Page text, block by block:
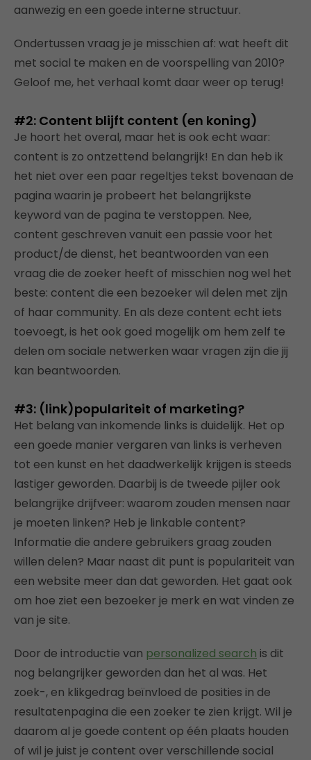
aanwezig en een goede interne structuur.
Ondertussen vraag je je misschien af: wat heeft dit
met social te maken en de voorspelling van 2010?
Geloof me, het verhaal komt daar weer op terug!
#2: Content blijft content (en koning)
Je hoort het overal, maar het is ook echt waar:
content is zo ontzettend belangrijk! En dan heb ik
het niet over een paar regeltjes tekst bovenaan de
pagina waarin je probeert het belangrijkste
keyword van de pagina te verstoppen. Nee,
content geschreven vanuit een passie voor het
product/de dienst, het beantwoorden van een
vraag die de zoeker heeft of misschien nog wel het
beste: content die een bezoeker wil delen met zijn
of haar community. En als deze content echt iets
toevoegt, is het ook goed mogelijk om hem zelf te
delen om sociale netwerken waar vragen zijn die jij
kan beantwoorden.
#3: (link)populariteit of marketing?
Het belang van inkomende links is duidelijk. Het op
een goede manier vergaren van links is verheven
tot een kunst en het daadwerkelijk krijgen is steeds
lastiger geworden. Daarbij is de tweede pijler ook
belangrijke drijfveer: waarom zouden mensen naar
je moeten linken? Heb je linkable content?
Informatie die andere gebruikers graag zouden
willen delen? Maar naast dit punt is populariteit van
een website meer dan dat geworden. Het gaat ook
om hoe ziet een bezoeker je merk en wat vinden ze
van je site.
Door de introductie van personalized search is dit
nog belangrijker geworden dan het al was. Het
zoek-, en klikgedrag beïnvloed de posities in de
resultatenpagina die een zoeker te zien krijgt. Wil je
daarom al je goede content op één plaats houden
of wil je juist je content over verschillende social